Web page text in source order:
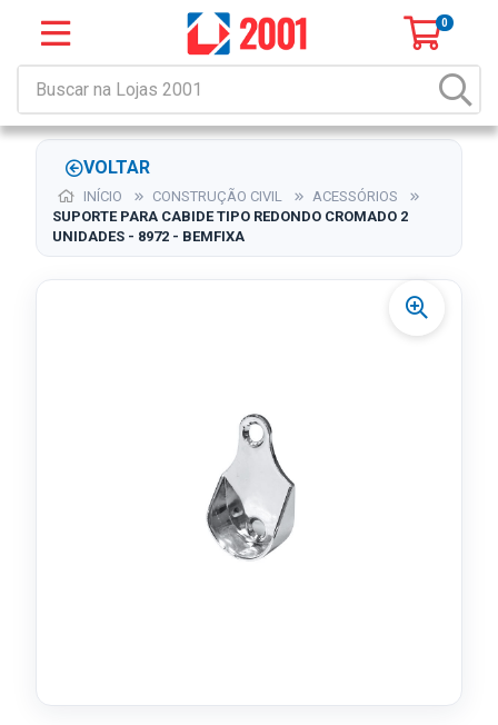
0
VOLTAR
INÍCIO CONSTRUÇÃO CIVIL
ACESSÓRIOS
SUPORTE PARA CABIDE TIPO REDONDO CROMADO 2
UNIDADES - 8972 - BEMFIXA